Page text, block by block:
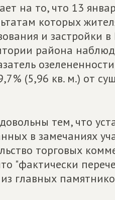
на то, что 13
которых
и застройки
района
(5,96 кв. м.) от
тем, что
в замечаниях
торговых
"фактически
главных